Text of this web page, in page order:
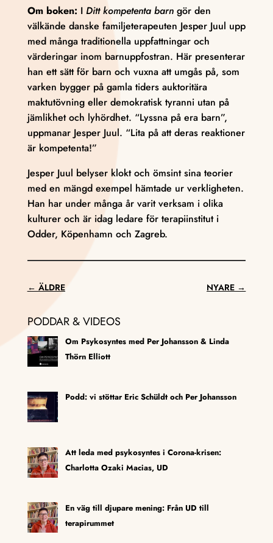
Om boken: I Ditt kompetenta barngör den
välkände danske familjeterapeuten Jesper Juul upp
med många traditionella uppfattningar och
värderingar inom barnuppfostran. Här presenterar
han ett sätt för barn och vuxna att umgås på, som
varken bygger på gamla tiders auktoritära
maktutövning eller demokratisk tyranni utan på
jämlikhet och lyhördhet. “Lyssna på era barn”,
uppmanar Jesper Juul. “Lita på att deras reaktioner
är kompetenta!”
Jesper Juul belyser klokt och ömsint sina teorier
med en mängd exempel hämtade ur verkligheten.
Han har under många år varit verksam i olika
kulturer och är idag ledare för terapiinstitut i
Odder, Köpenhamn och Zagreb.
← ÄLDRE NYARE →
PODDAR & VIDEOS
Om Psykosyntes med Per Johansson & Linda
Thörn Elliott
Podd: vi stöttar Eric Schüldt och Per Johansson
Att leda med psykosyntes i Corona-krisen:
Charlotta Ozaki Macias, UD
En väg till djupare mening: Från UD till
terapirummet